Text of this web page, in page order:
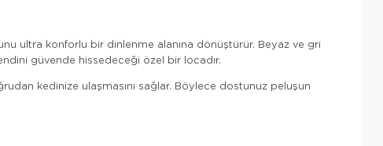
ultra konforlu bir dinlenme alanına dönüştürür. Beyaz ve gri
güvende hissedeceği özel bir locadır.
kedinize ulaşmasını sağlar. Böylece dostunuz peluşun